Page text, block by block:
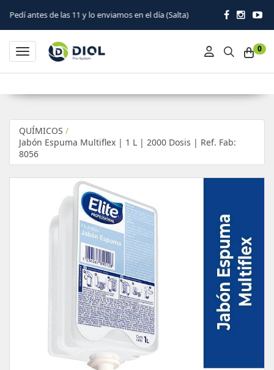
las 11 y lo enviamos en el día (Salta)
0
Toggle navigation
QUÍMICOS /
Jabón Espuma Multiflex | 1 L | 2000 Dosis | Ref. Fab:
8056